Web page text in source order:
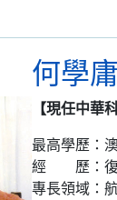
何學
【現任中華
最高學歷：
經 歷：復興
專長領域：